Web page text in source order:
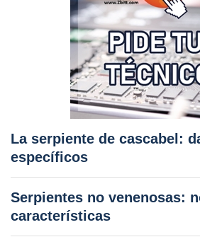
La serpiente de cascabel:
específicos
Serpientes no venenosas:
características